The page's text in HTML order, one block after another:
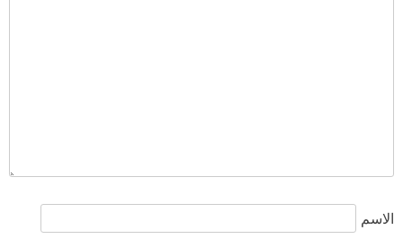
الاسم